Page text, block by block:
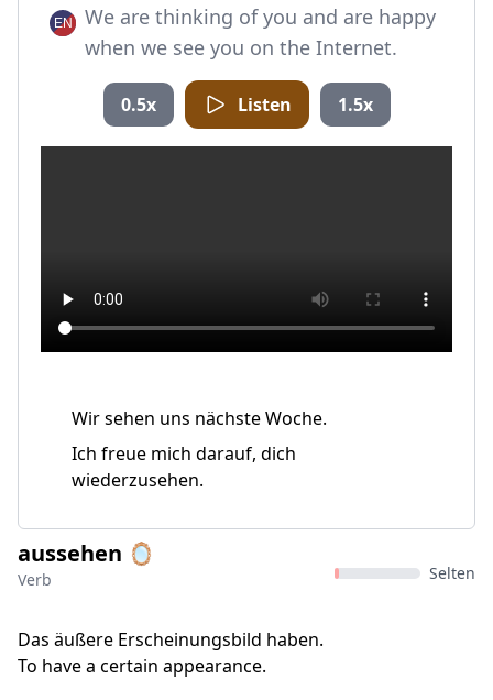
We are thinking of you and are happy
when we see you on the Internet.
0.5x Listen 1.5x
Wir sehen uns nächste Woche.
Ich freue mich darauf, dich
wiederzusehen.
aussehen 🪞
Verb Selten
Das äußere Erscheinungsbild haben.
To have a certain appearance.